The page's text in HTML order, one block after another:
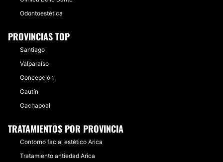
Odontoestética
PROVINCIAS TOP
Santiago
Valparaíso
Concepción
Cautín
Cachapoal
TRATAMIENTOS POR PROVINCIA
Contorno facial estético Arica
Tratamiento antiedad Arica